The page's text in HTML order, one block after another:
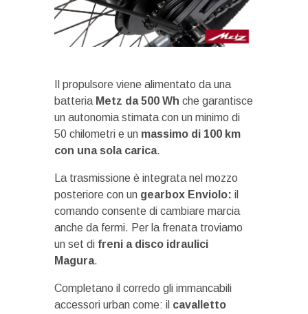
Il propulsore viene alimentato da una
batteria Metz da 500 Wh che garantisce
un autonomia stimata con un minimo di
50 chilometri e un massimo di 100 km
con una sola carica.
La trasmissione è integrata nel mozzo
posteriore con un gearbox Enviolo: il
comando consente di cambiare marcia
anche da fermi. Per la frenata troviamo
un set di freni a disco idraulici
Magura.
Completano il corredo gli immancabili
accessori urban come: il cavalletto